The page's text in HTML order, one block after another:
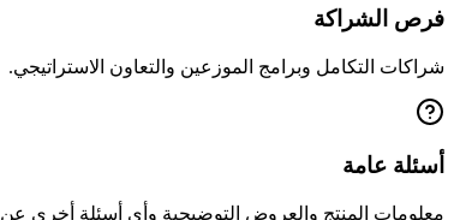
فرص الشراكة
شراكات التكامل وبرامج الموزعين والتعاون الاستراتيجي.
أسئلة عامة
معلومات المنتج والعروض التوضيحية وأي أسئلة أخرى عن diffray.ai.